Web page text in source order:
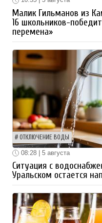
Малик Гильманов из
16 школьников-
перемена»
ОТКЛЮЧЕНИЕ ВОДЫ
08:28 | 5 августа
Ситуация с
Уральском остается